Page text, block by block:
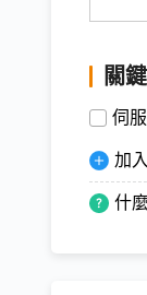
關
伺
加
什